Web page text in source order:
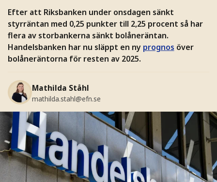
Efter att Riksbanken under onsdagen sänkt
styrräntan med 0,25 punkter till 2,25 procent så har
flera av storbankerna sänkt bolåneräntan.
Handelsbanken har nu släppt en ny prognos över
bolåneräntorna för resten av 2025.
Mathilda Ståhl
mathilda.stahl@efn.se